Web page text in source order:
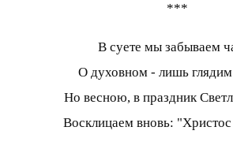
***
В суете мы забываем
О духовном - лишь глядим
Но весною, в праздник
Восклицаем вновь: